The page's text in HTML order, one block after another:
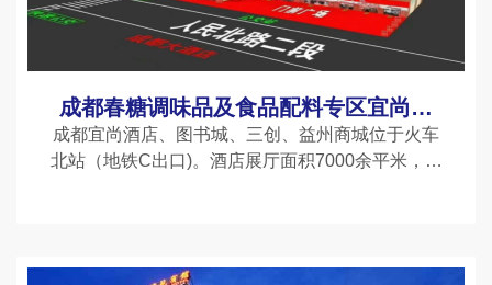
成都春糖调味品及食品配料专区宜尚酒
店【原友源假日酒店】(成都金牛万达火
车北站店)
成都宜尚酒店、图书城、三创、益州商城位于火车
北站（地铁C出口)。酒店展厅面积7000余平米，展
局，体量不大，胜在专业，是调味人必去之地。